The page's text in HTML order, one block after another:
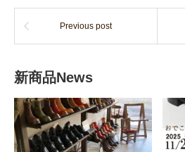
Previous post
新商品News